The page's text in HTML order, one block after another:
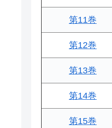
第11巻
第12巻
第13巻
第14巻
第15巻